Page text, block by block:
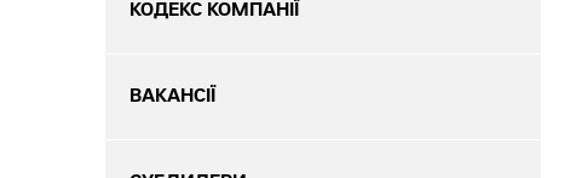
КОДЕКС КОМПАНІЇ
ВАКАНСІЇ